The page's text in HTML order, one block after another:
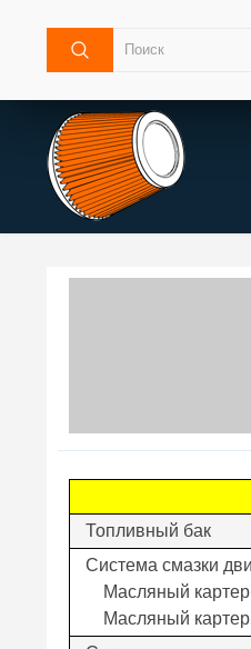
Топливный бак
Система смазки
Масляный
Масляный картер